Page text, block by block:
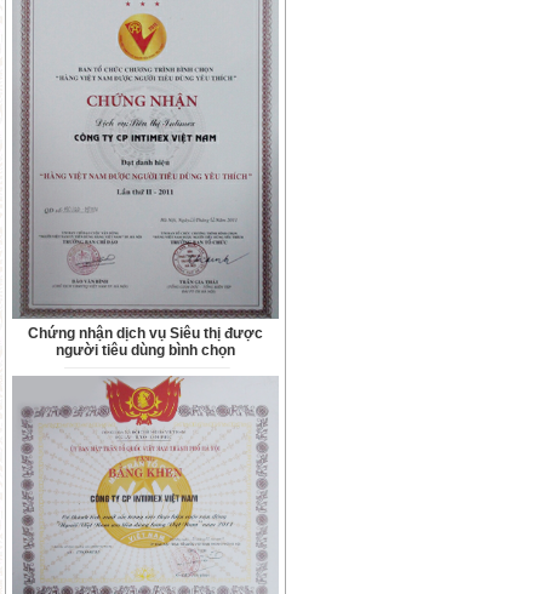
Chứng nhận dịch vụ Siêu thị được
người tiêu dùng bình chọn